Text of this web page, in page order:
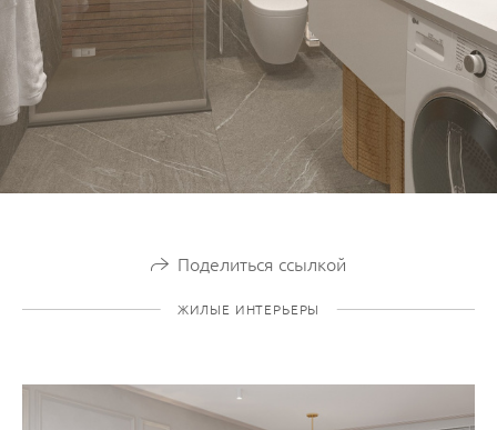
Поделиться ссылкой
ЖИЛЫЕ ИНТЕРЬЕРЫ